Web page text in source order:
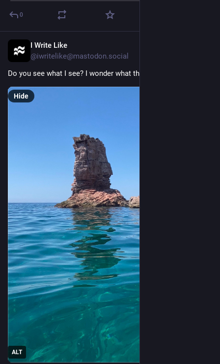
0
I Write Like
@iwritelike@mastodon.social
Do you see what I see? I wonder what this rock is watching.
ALT
Hide